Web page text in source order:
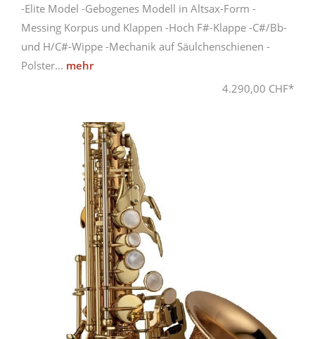
-Elite Model -Gebogenes Modell in Altsax-Form -
Messing Korpus und Klappen -Hoch F#-Klappe -C#/Bb-
und H/C#-Wippe -Mechanik auf Säulchenschienen -
Polster... mehr
4.290,00 CHF*